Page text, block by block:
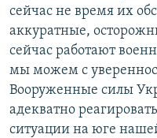
сейчас не время их
аккуратные,
сейчас работают
мы можем с
Вооруженные силы
адекватно
ситуации на юге